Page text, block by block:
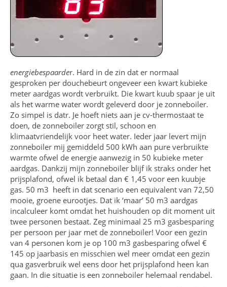
energiebespaarder. Hard in de zin dat er normaal
gesproken per douchebeurt ongeveer een kwart kubieke
meter aardgas wordt verbruikt. Die kwart kuub spaar je uit
als het warme water wordt geleverd door je zonneboiler.
Zo simpel is datr. Je hoeft niets aan je cv-thermostaat te
doen, de zonneboiler zorgt stil, schoon en
klimaatvriendelijk voor heet water. Ieder jaar levert mijn
zonneboiler mij gemiddeld 500 kWh aan pure verbruikte
warmte ofwel de energie aanwezig in 50 kubieke meter
aardgas. Dankzij mijn zonneboiler blijf ik straks onder het
prijsplafond, ofwel ik betaal dan € 1,45 voor een kuubje
gas. 50 m3 heeft in dat scenario een equivalent van 72,50
mooie, groene eurootjes. Dat ik ‘maar’ 50 m3 aardgas
incalculeer komt omdat het huishouden op dit moment uit
twee personen bestaat. Zeg minimaal 25 m3 gasbesparing
per persoon per jaar met de zonneboiler! Voor een gezin
van 4 personen kom je op 100 m3 gasbesparing ofwel €
145 op jaarbasis en misschien wel meer omdat een gezin
qua gasverbruik wel eens door het prijsplafond heen kan
gaan. In die situatie is een zonneboiler helemaal rendabel.